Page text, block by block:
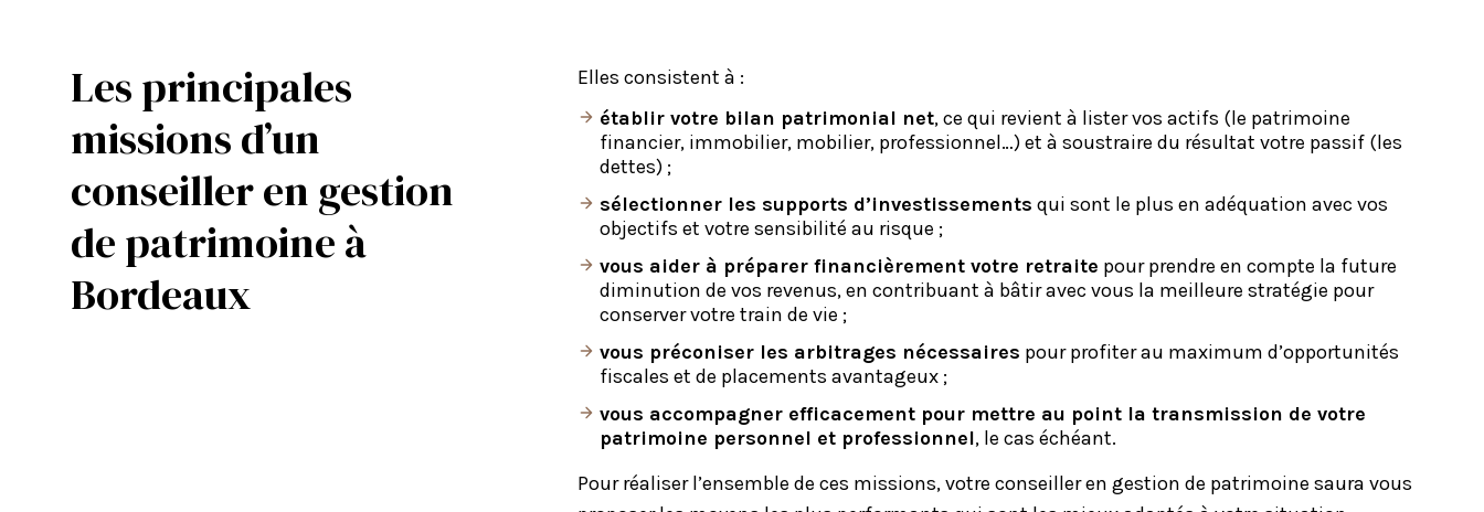
Les principales
missions d’un
conseiller en gestion
de patrimoine à
Bordeaux
Elles consistent à :
établir votre bilan patrimonial net, ce qui revient à lister vos actifs (le patrimoine
financier, immobilier, mobilier, professionnel…) et à soustraire du résultat votre passif (les
dettes) ;
sélectionner les supports d’investissements qui sont le plus en adéquation avec vos
objectifs et votre sensibilité au risque ;
vous aider à préparer financièrement votre retraite pour prendre en compte la future
diminution de vos revenus, en contribuant à bâtir avec vous la meilleure stratégie pour
conserver votre train de vie ;
vous préconiser les arbitrages nécessaires pour profiter au maximum d’opportunités
fiscales et de placements avantageux ;
vous accompagner efficacement pour mettre au point la transmission de votre
patrimoine personnel et professionnel, le cas échéant.
Pour réaliser l’ensemble de ces missions, votre conseiller en gestion de patrimoine saura vous